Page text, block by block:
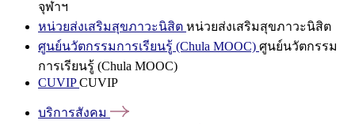
จุฬาฯ
หน่วยส่งเสริมสุขภาวะนิสิต หน่วยส่งเสริมสุขภาวะนิสิต
ศูนย์นวัตกรรมการเรียนรู้ (Chula MOOC) ศูนย์นวัตกรรม
การเรียนรู้ (Chula MOOC)
CUVIPCUVIP
บริการสังคม